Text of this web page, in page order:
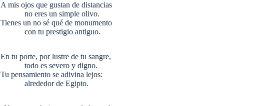
A mis ojos que gustan de distancias
no eres un simple olivo.
Tienes un no sé qué de monumento
con tu prestigio antiguo.
En tu porte, por lustre de tu sangre,
todo es severo y digno.
Tu pensamiento se adivina lejos:
alrededor de Egipto.